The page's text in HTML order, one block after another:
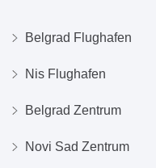
Belgrad Flughafen
Nis Flughafen
Belgrad Zentrum
Novi Sad Zentrum